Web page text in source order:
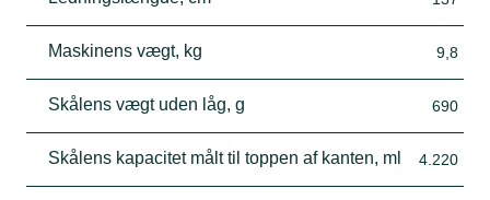
Maskinens vægt, kg 9,8
Skålens vægt uden låg, g 690
Skålens kapacitet målt til toppen af kanten, ml 4.220